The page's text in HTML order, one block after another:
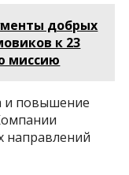
добрых
к 23
миссию
и повышение
направлений